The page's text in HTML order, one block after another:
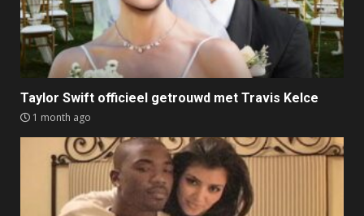
Taylor Swift officieel getrouwd met Travis Kelce
1 month ago